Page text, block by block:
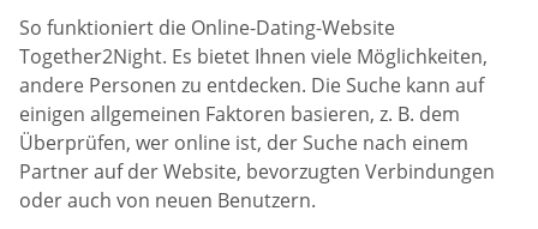
So funktioniert die Online-Dating-Website
Together2Night. Es bietet Ihnen viele Möglichkeiten,
andere Personen zu entdecken. Die Suche kann auf
einigen allgemeinen Faktoren basieren, z. B. dem
Überprüfen, wer online ist, der Suche nach einem
Partner auf der Website, bevorzugten Verbindungen
oder auch von neuen Benutzern.